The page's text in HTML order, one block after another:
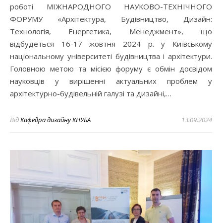
роботі МІЖНАРОДНОГО НАУКОВО-ТЕХНІЧНОГО
ФОРУМУ «Архітектура, Будівництво, Дизайн:
Технологія, Енергетика, Менеджмент», що
відбудеться 16-17 жовтня 2024 р. у Київському
національному університеті будівництва і архітектури.
Головною метою та місією форуму є обмін досвідом
науковців у вирішенні актуальних проблем у
архітектурно-будівельній галузі та дизайні,…
ВідКафедра дизайну КНУБА 13.09.2024